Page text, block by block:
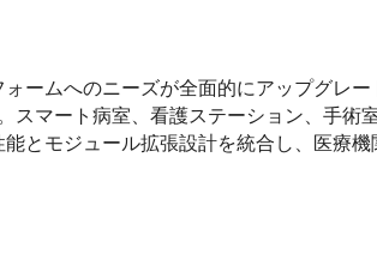
ームへのニーズが全面的にアップグレ
マート病室、看護ステーション、手術
モジュール拡張設計を統合し、医療